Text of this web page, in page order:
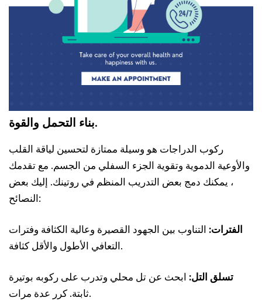
بناء التحمل والقوة.
ركوب الدراجات هو وسيلة ممتازة لتحسين لياقة القلب
والأوعية الدموية وتقوية الجزء السفلي من الجسم. مع تقدمك
، يمكنك دمج بعض التدريب المنظم في روتينك. إليك بعض
النصائح:
الفترات: التناوب بين الجهود القصيرة وعالية الكثافة وفترات
التعافي الأطول والأقل كثافة.
تسلق التل: ابحث عن تل محلي وتدرب على ركوبه بوتيرة
ثابتة. كرر عدة مرات.